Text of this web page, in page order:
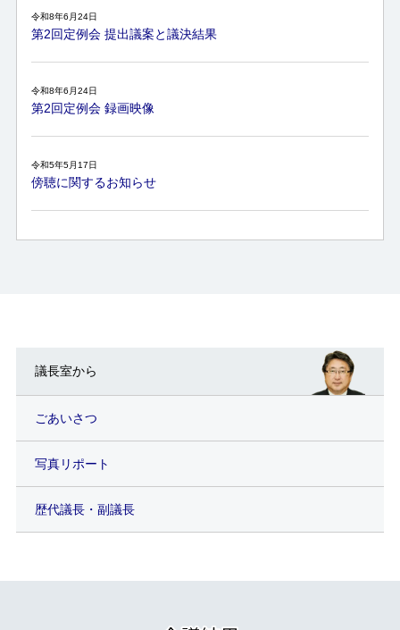
議長室から
ごあいさつ
写真リポート
歴代議長・副議長
令和8年6月24日
第2回定例会 提出議案と議決結果
令和8年6月24日
第2回定例会 録画映像
令和5年5月17日
傍聴に関するお知らせ